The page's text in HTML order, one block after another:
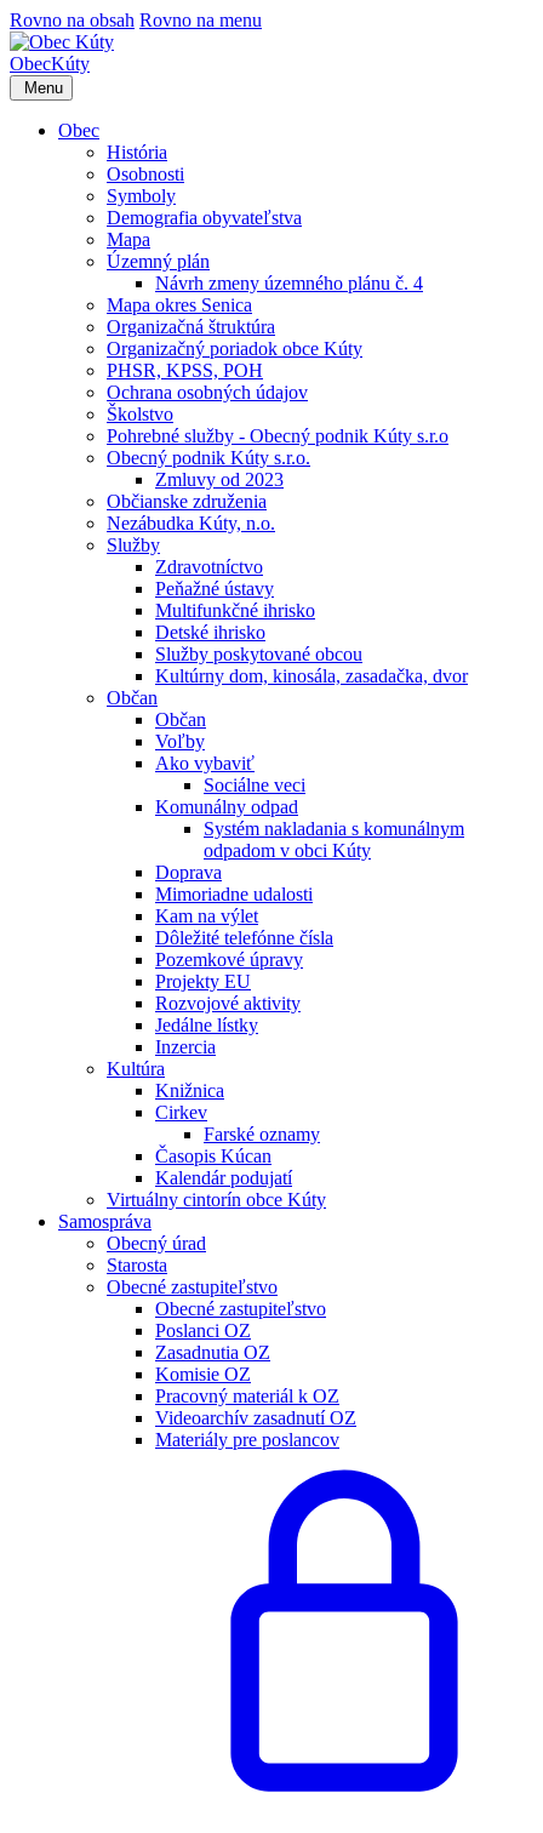
Rovno na obsah Rovno na menu
ObecKúty
Menu
Obec
História
Osobnosti
Symboly
Demografia obyvateľstva
Mapa
Územný plán
Návrh zmeny územného plánu č. 4
Mapa okres Senica
Organizačná štruktúra
Organizačný poriadok obce Kúty
PHSR, KPSS, POH
Ochrana osobných údajov
Školstvo
Pohrebné služby - Obecný podnik Kúty s.r.o
Obecný podnik Kúty s.r.o.
Zmluvy od 2023
Občianske združenia
Nezábudka Kúty, n.o.
Služby
Zdravotníctvo
Peňažné ústavy
Multifunkčné ihrisko
Detské ihrisko
Služby poskytované obcou
Kultúrny dom, kinosála, zasadačka, dvor
Občan
Občan
Voľby
Ako vybaviť
Sociálne veci
Komunálny odpad
Systém nakladania s komunálnym
odpadom v obci Kúty
Doprava
Mimoriadne udalosti
Kam na výlet
Dôležité telefónne čísla
Pozemkové úpravy
Projekty EU
Rozvojové aktivity
Jedálne lístky
Inzercia
Kultúra
Knižnica
Cirkev
Farské oznamy
Časopis Kúcan
Kalendár podujatí
Virtuálny cintorín obce Kúty
Samospráva
Obecný úrad
Starosta
Obecné zastupiteľstvo
Obecné zastupiteľstvo
Poslanci OZ
Zasadnutia OZ
Komisie OZ
Pracovný materiál k OZ
Videoarchív zasadnutí OZ
Materiály pre poslancov